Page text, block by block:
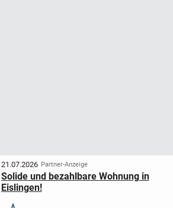
21.07.2026 Partner-Anzeige
Solide und bezahlbare Wohnung in
Eislingen!